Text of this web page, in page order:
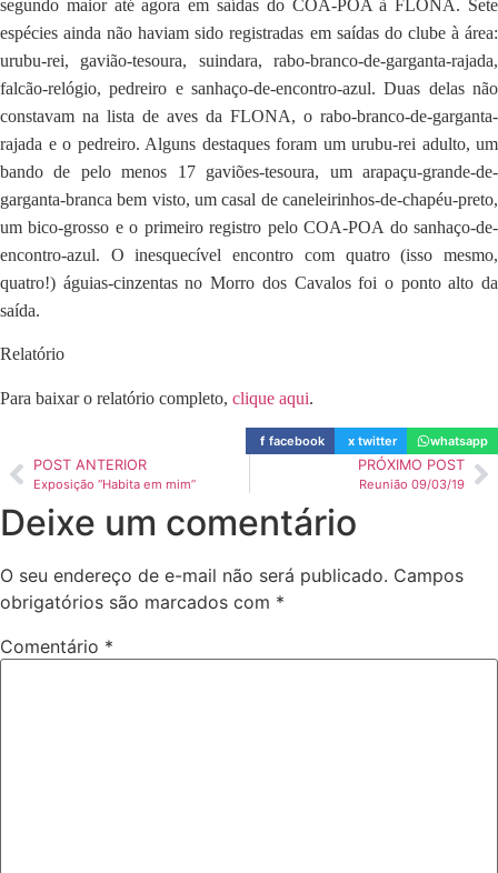
segundo maior até agora em saídas do COA-POA à FLONA. Sete
espécies ainda não haviam sido registradas em saídas do clube à área:
urubu-rei, gavião-tesoura, suindara, rabo-branco-de-garganta-rajada,
falcão-relógio, pedreiro e sanhaço-de-encontro-azul. Duas delas não
constavam na lista de aves da FLONA, o rabo-branco-de-garganta-
rajada e o pedreiro. Alguns destaques foram um urubu-rei adulto, um
bando de pelo menos 17 gaviões-tesoura, um arapaçu-grande-de-
garganta-branca bem visto, um casal de caneleirinhos-de-chapéu-preto,
um bico-grosso e o primeiro registro pelo COA-POA do sanhaço-de-
encontro-azul. O inesquecível encontro com quatro (isso mesmo,
quatro!) águias-cinzentas no Morro dos Cavalos foi o ponto alto da
saída.
Relatório
Para baixar o relatório completo, clique aqui.
f facebook x twitter whatsapp
POST ANTERIOR
Exposição “Habita em mim”
PRÓXIMO POST
Reunião 09/03/19
Deixe um comentário
O seu endereço de e-mail não será publicado. Campos
obrigatórios são marcados com *
Comentário *